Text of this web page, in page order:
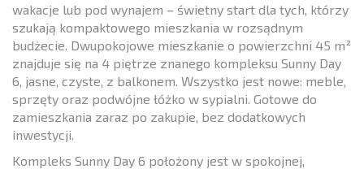
wakacje lub pod wynajem – świetny start dla tych, którzy
szukają kompaktowego mieszkania w rozsądnym
budżecie. Dwupokojowe mieszkanie o powierzchni 45 m²
znajduje się na 4 piętrze znanego kompleksu Sunny Day
6, jasne, czyste, z balkonem. Wszystko jest nowe: meble,
sprzęty oraz podwójne łóżko w sypialni. Gotowe do
zamieszkania zaraz po zakupie, bez dodatkowych
inwestycji.
Kompleks Sunny Day 6 położony jest w spokojnej,